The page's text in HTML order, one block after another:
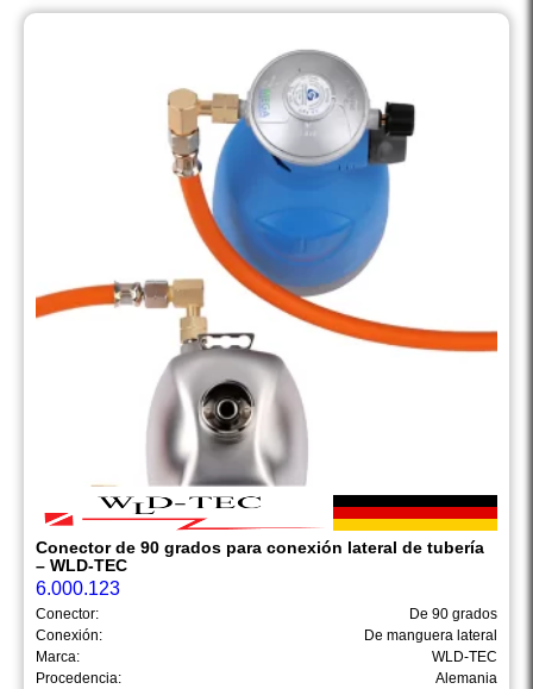
Conector de 90 grados para conexión lateral de tubería
– WLD-TEC
6.000.123
Conector:
De 90 grados
Conexión:
De manguera lateral
Marca:
WLD-TEC
Procedencia:
Alemania